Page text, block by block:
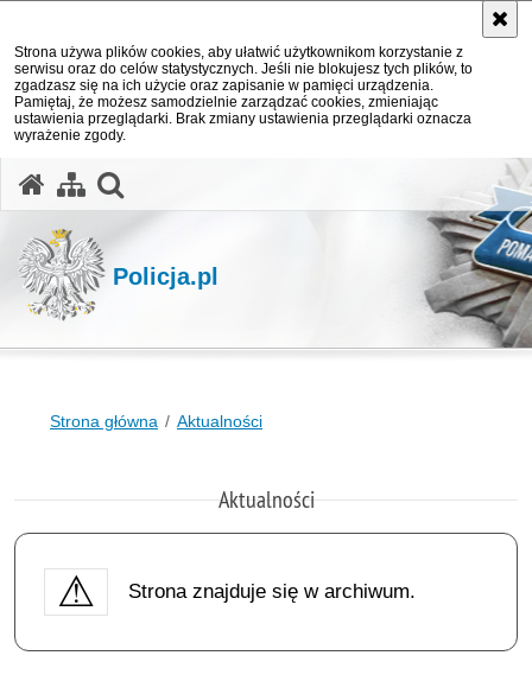
Strona używa plików cookies, aby ułatwić użytkownikom korzystanie z
serwisu oraz do celów statystycznych. Jeśli nie blokujesz tych plików, to
zgadzasz się na ich użycie oraz zapisanie w pamięci urządzenia.
Pamiętaj, że możesz samodzielnie zarządzać cookies, zmieniając
ustawienia przeglądarki. Brak zmiany ustawienia przeglądarki oznacza
wyrażenie zgody.
Policja.pl
Strona główna Aktualności
Aktualności
Strona znajduje się w archiwum.